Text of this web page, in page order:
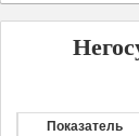
Показатель